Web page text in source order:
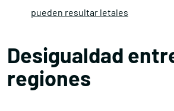
pueden resultar letales
Desigualdad
regiones